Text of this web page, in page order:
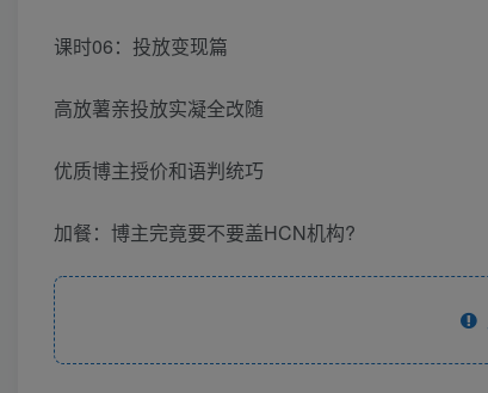
课时06：投放变现篇
高放薯亲投放实凝全改随
优质博主授价和语判统巧
加餐：博主完竟要不要盖HCN机构?